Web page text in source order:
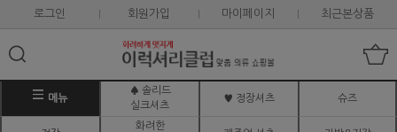
로그인 회원가입 마이페이지 최근본상품
메뉴
♠ 솔리드
실크셔츠
♥ 정장셔츠 슈즈
화려한